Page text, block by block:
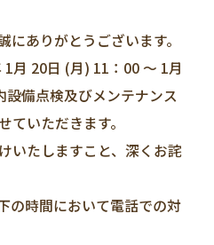
にありがとうございます。
月 20日 (月) 11：00 ～ 1月
備点検及びメンテナンス
ていただきます。
いたしますこと、深くお詫
の時間において電話での対